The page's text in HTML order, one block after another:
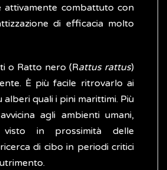
attivamente combattuto con
di efficacia molto
o Ratto nero (Rattus rattus)
È più facile ritrovarlo ai
alberi quali i pini marittimi. Più
agli ambienti umani,
in prossimità delle
di cibo in periodi critici